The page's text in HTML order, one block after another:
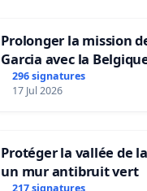
Prolonger la mission
Garcia avec la
296 signatures
17 Jul 2026
Protéger la vallée de
un mur antibruit vert
217 signatures